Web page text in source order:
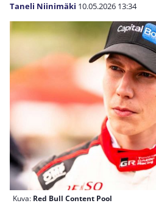
Taneli Niinimäki 10.05.2026 13:34
Kuva: Red Bull Content Pool